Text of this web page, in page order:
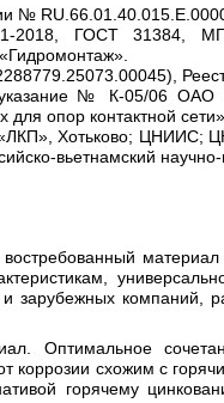
№
2018, ГОСТ
указание № К-05/06
опор контактной сети».
Хотьково;
вьетнамский научно-
материал
и зарубежных компаний,
Оптимальное
коррозии схожим с
горячему